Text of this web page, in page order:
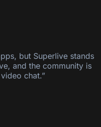
but Superlive stands
and the community is
chat.”